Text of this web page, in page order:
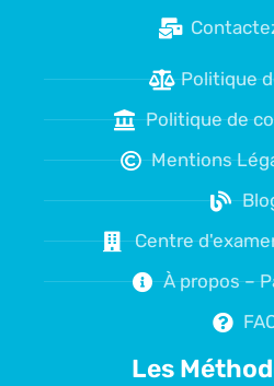
Politique
Politique de
Mentions
Centre
À propos –
Les